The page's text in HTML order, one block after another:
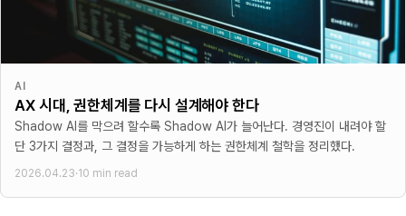
AI
AX 시대, 권한체계를 다시 설계해야 한다
Shadow AI를 막으려 할수록 Shadow AI가 늘어난다. 경영진이 내려야 할
단 3가지 결정과, 그 결정을 가능하게 하는 권한체계 철학을 정리했다.
2026.04.23·10 min read